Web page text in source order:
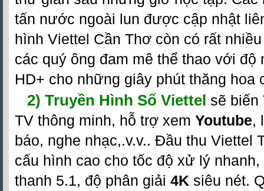
tấn nước ngoài lun được cập nhật
hình Viettel Cần Thơ còn có rất
các quý ông đam mê thể thao với độ
HD+ cho những giây phút thăng hoa
2) Truyền Hình Số Viettel sẽ biến
TV thông minh, hỗ trợ xem Youtube,
báo, nghe nhạc,.v.v.. Đầu thu Viettel
cấu hình cao cho tốc độ xử lý nhanh,
thanh 5.1, độ phân giải 4K siêu nét.